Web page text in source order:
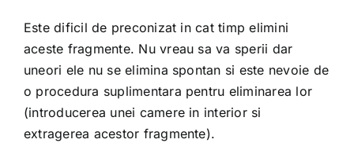
Este dificil de preconizat in cat timp elimini
aceste fragmente. Nu vreau sa va sperii dar
uneori ele nu se elimina spontan si este nevoie de
o procedura suplimentara pentru eliminarea lor
(introducerea unei camere in interior si
extragerea acestor fragmente).